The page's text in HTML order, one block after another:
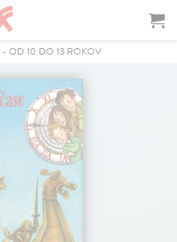
- OD 10 DO 13 ROKOV